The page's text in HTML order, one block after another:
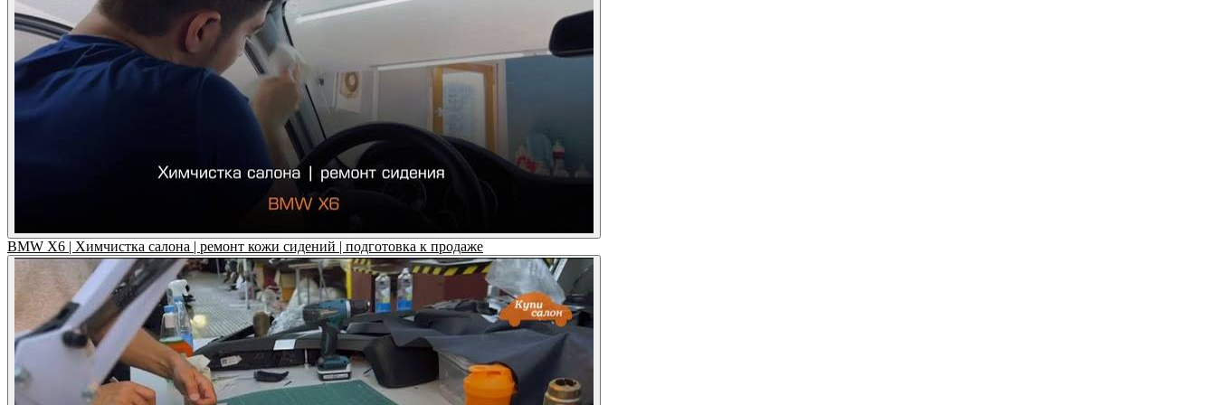
BMW X6 | Химчистка салона | ремонт кожи сидений | подготовка к продаже